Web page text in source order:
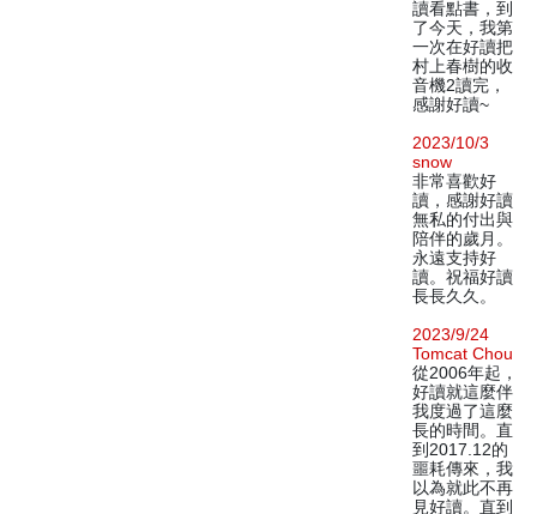
讀看點書，到
了今天，我第
一次在好讀把
村上春樹的收
音機2讀完，
感謝好讀~
2023/10/3
snow
非常喜歡好
讀，感謝好讀
無私的付出與
陪伴的歲月。
永遠支持好
讀。祝福好讀
長長久久。
2023/9/24
Tomcat Chou
從2006年起，
好讀就這麼伴
我度過了這麼
長的時間。直
到2017.12的
噩耗傳來，我
以為就此不再
見好讀。直到